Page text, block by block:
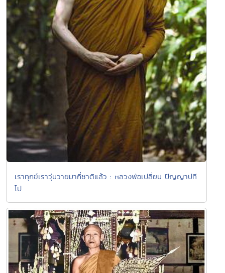
เราทุกข์เราวุ่นวายมากี่ชาติแล้ว : หลวงพ่อเปลี่ยน ปัญญาปที
โป